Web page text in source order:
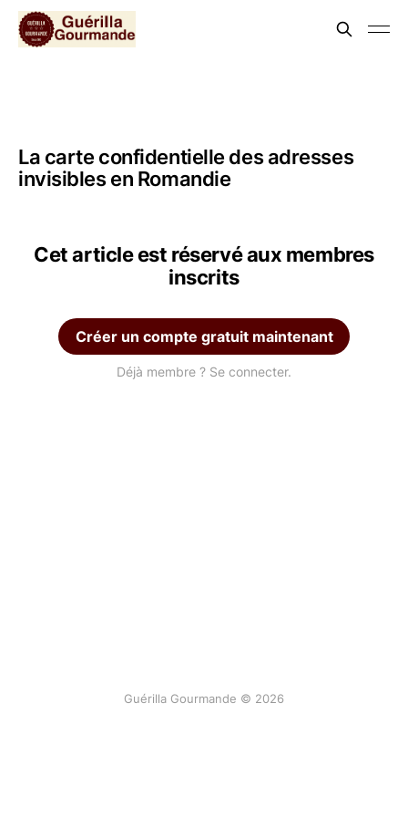
La carte confidentielle des adresses
invisibles en Romandie
Cet article est réservé aux membres
inscrits
Créer un compte gratuit maintenant
Déjà membre ? Se connecter.
Guérilla Gourmande © 2026